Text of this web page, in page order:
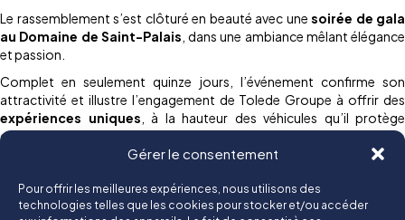
Gérer le consentement
Pour offrir les meilleures expériences, nous utilisons des
technologies telles que les cookies pour stocker et/ou accéder
Le rassemblement s’est clôturé en beauté avec une soirée de gala
au Domaine de Saint-Palais , dans une ambiance mêlant élégance
et passion.
Complet en seulement quinze jours, l’événement confirme son
attractivité et illustre l’engagement de Tolede Groupe à offrir des
expériences uniques , à la hauteur des véhicules qu’il protège
depuis plus de 50 ans.
Rendez-vous est déjà pris pour l’édition 2026, qui promet de
nouvelles émotions… et toujours plus de passion Porsche.